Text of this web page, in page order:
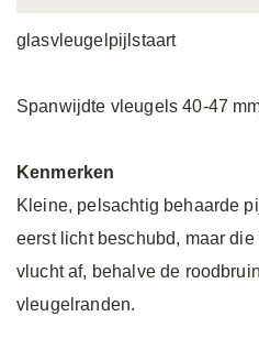
glasvleugelpijlstaart
Spanwijdte vleugels 40-47
Kenmerken
Kleine, pelsachtig behaarde
eerst licht beschubd, maar
vlucht af, behalve de
vleugelranden.